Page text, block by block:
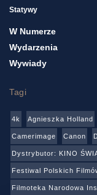
Statywy
W Numerze
Wydarzenia
Wywiady
Tagi
4k Agnieszka Holland
Camerimage Canon
Dystrybutor: KINO
Festiwal Polskich
Filmoteka Narodowa